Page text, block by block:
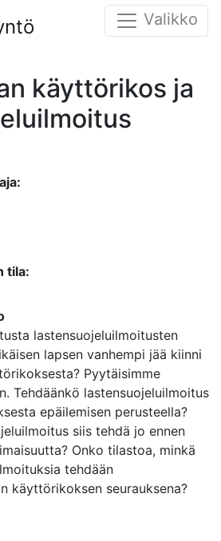
Valikko
käyttörikos ja
tila:
lastensuojeluilmoitusten
lapsen vanhempi jää kiinni
Pyytäisimme
Tehdäänkö lastensuojeluilmoitus
epäilemisen perusteella?
siis tehdä jo ennen
Onko tilastoa, minkä
tehdään
käyttörikoksen seurauksena?